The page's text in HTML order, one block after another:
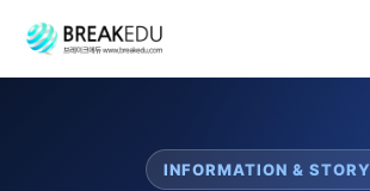
INFORMATION & STORY